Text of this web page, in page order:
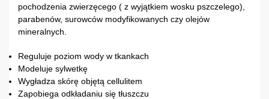
pochodzenia zwierzęcego ( z wyjątkiem wosku pszczelego),
parabenów, surowców modyfikowanych czy olejów
mineralnych.
Reguluje poziom wody w tkankach
Modeluje sylwetkę
Wygładza skórę objętą cellulitem
Zapobiega odkładaniu się tłuszczu